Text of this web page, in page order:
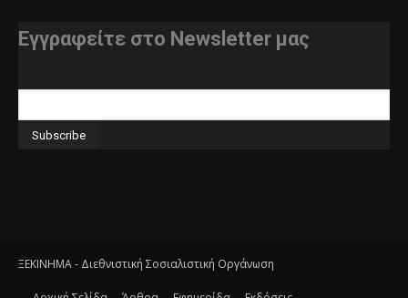
Εγγραφείτε στο Newsletter μας
ΞΕΚΙΝΗΜΑ - Διεθνιστική Σοσιαλιστική Οργάνωση